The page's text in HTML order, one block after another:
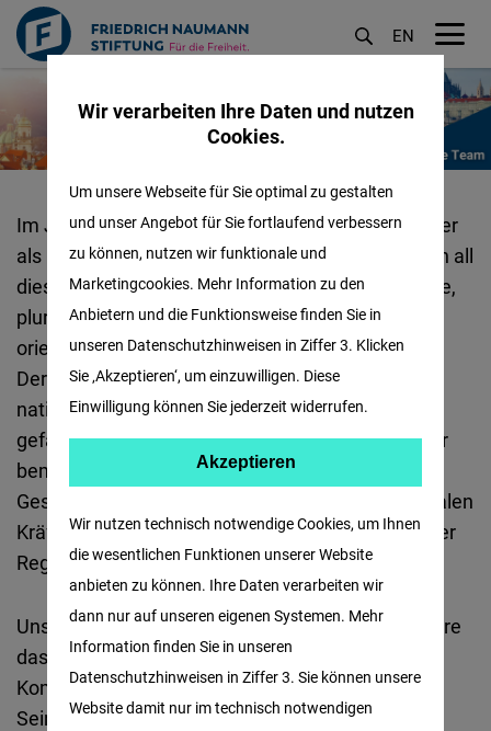
zum
Inhalt
EN
Über
Uns
-
Prag
:
Im Jahr 2004 traten die mitteleuropäischen Länder
als neue Mitglieder der Europäischen Union bei. In all
diesen Ländern wurden nach 1989 demokratische,
pluralistische und an der freien Marktwirtschaft
orientierte institutionelle Strukturen aufgebaut.
Deren Errungenschaften sind nun jedoch durch
nationalistische und populistische Tendenzen
gefährdet. Gleichzeitig weisen viele dieser Länder
bemerkenswerte Reformen in Wirtschaft und
Gesellschaft auf. Unsere Aufgabe ist es, die liberalen
Kräfte, sowohl politisch als auch intellektuell, in der
Region zu stärken.
Unser Projektbüro in Prag unterstützt insbesondere
das Netzwerk 4Liberty.eu, das als
Kompetenzzentrum und Dialogplattform dient.
Seine Mitglieder entwickeln Reformkonzepte und
Wir verarbeiten Ihre Daten und nutzen
Cookies.
Wir nutzen technisch notwendige Cookies, um Ihnen
die wesentlichen Funktionen unserer Website
anbieten zu können. Ihre Daten verarbeiten wir
dann nur auf unseren eigenen Systemen. Mehr
Information finden Sie in unseren
Datenschutzhinweisen in Ziffer 3. Sie können unsere
Website damit nur im technisch notwendigen
Um unsere Webseite für Sie optimal zu gestalten
und unser Angebot für Sie fortlaufend verbessern
zu können, nutzen wir funktionale und
Marketingcookies. Mehr Information zu den
Anbietern und die Funktionsweise finden Sie in
unseren Datenschutzhinweisen in Ziffer 3. Klicken
Sie ‚Akzeptieren‘, um einzuwilligen. Diese
Einwilligung können Sie jederzeit widerrufen.
Facebook
Embed
Twitter
Embed
Akzeptieren